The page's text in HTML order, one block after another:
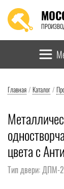
Главная / Каталог /
цвета с
Тип двери: ДПМ-